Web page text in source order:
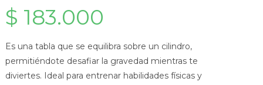
$ 183.000
Es una tabla que se equilibra sobre un cilindro,
permitiéndote desafiar la gravedad mientras te
diviertes. Ideal para entrenar habilidades físicas y